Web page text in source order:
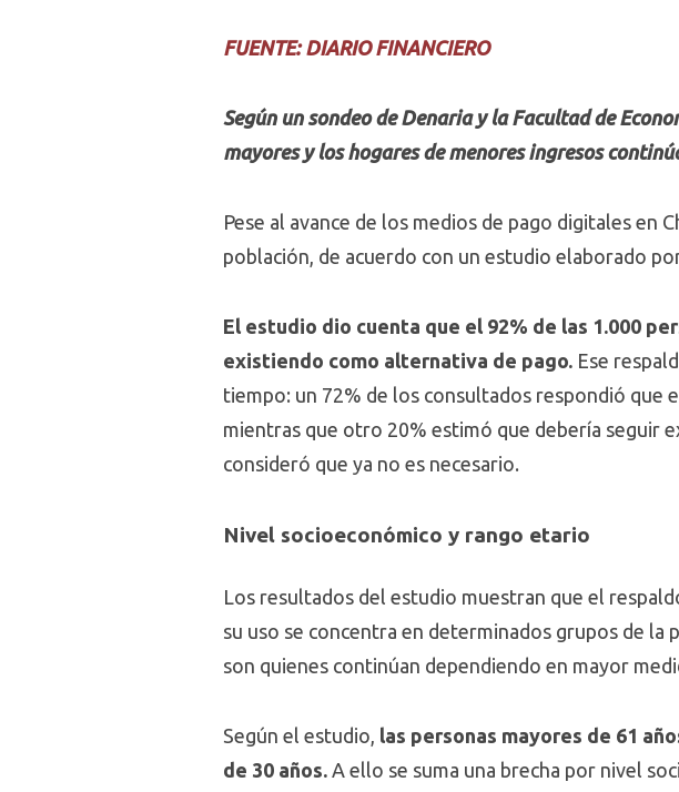
FUENTE: DIARIO FINANCIERO
Según un sondeo de Denaria y la Facultad de
mayores y los hogares de menores ingresos
Pese al avance de los medios de pago digitales
población, de acuerdo con un estudio elaborado
El estudio dio cuenta que el 92% de las 1.000
existiendo como alternativa de pago. Ese
tiempo: un 72% de los consultados respondió que
mientras que otro 20% estimó que debería seguir
consideró que ya no es necesario.
Nivel socioeconómico y rango etario
Los resultados del estudio muestran que el
su uso se concentra en determinados grupos de
son quienes continúan dependiendo en mayor
Según el estudio, las personas mayores de 61
de 30 años. A ello se suma una brecha por nivel